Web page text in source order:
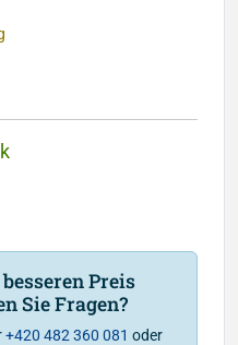
Preis
Sie Fragen?
+420 482 360 081 oder